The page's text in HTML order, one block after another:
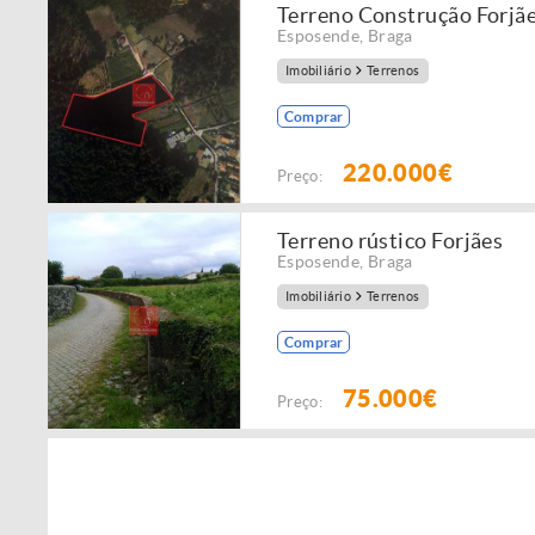
Terreno Construção
Esposende Braga
Imobiliário Terrenos
Comprar
Preço: 220.000€
Terreno rústico Forjães
Esposende Braga
Imobiliário Terrenos
Comprar
Preço: 75.000€